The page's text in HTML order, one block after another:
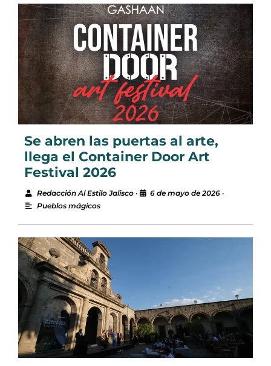
Se abren las puertas al arte,
llega el Container Door Art
Festival 2026
Redacción Al Estilo Jalisco • 6 de mayo de 2026 •
Pueblos mágicos